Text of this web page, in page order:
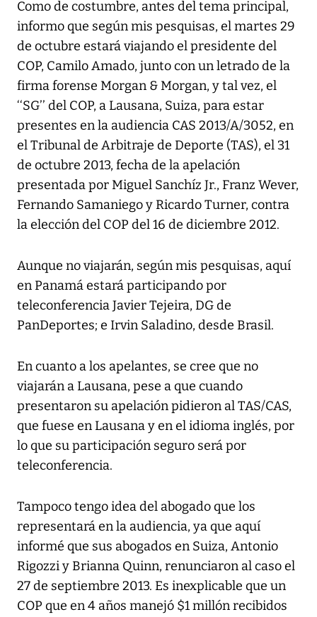
Como de costumbre, antes del tema principal,
informo que según mis pesquisas, el martes 29
de octubre estará viajando el presidente del
COP, Camilo Amado, junto con un letrado de la
firma forense Morgan & Morgan, y tal vez, el
‘‘SG’’ del COP, a Lausana, Suiza, para estar
presentes en la audiencia CAS 2013/A/3052, en
el Tribunal de Arbitraje de Deporte (TAS), el 31
de octubre 2013, fecha de la apelación
presentada por Miguel Sanchíz Jr., Franz Wever,
Fernando Samaniego y Ricardo Turner, contra
la elección del COP del 16 de diciembre 2012.
Aunque no viajarán, según mis pesquisas, aquí
en Panamá estará participando por
teleconferencia Javier Tejeira, DG de
PanDeportes; e Irvin Saladino, desde Brasil.
En cuanto a los apelantes, se cree que no
viajarán a Lausana, pese a que cuando
presentaron su apelación pidieron al TAS/CAS,
que fuese en Lausana y en el idioma inglés, por
lo que su participación seguro será por
teleconferencia.
Tampoco tengo idea del abogado que los
representará en la audiencia, ya que aquí
informé que sus abogados en Suiza, Antonio
Rigozzi y Brianna Quinn, renunciaron al caso el
27 de septiembre 2013. Es inexplicable que un
COP que en 4 años manejó $1 millón recibidos